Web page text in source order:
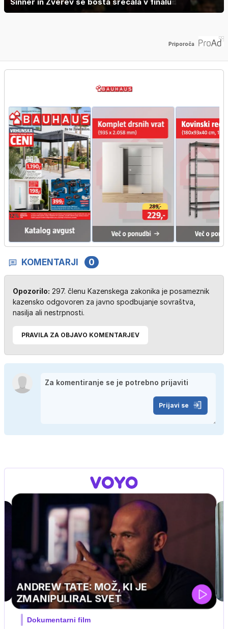
Priporoča
KOMENTARJI 0
Opozorilo: 297. členu Kazenskega zakonika je posameznik
kazensko odgovoren za javno spodbujanje sovraštva,
nasilja ali nestrpnosti.
PRAVILA ZA OBJAVO KOMENTARJEV
Prijavi se